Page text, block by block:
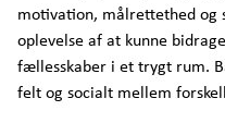
motivation, målrettethed og
oplevelse af at kunne
fællesskaber i et trygt rum.
felt og socialt mellem